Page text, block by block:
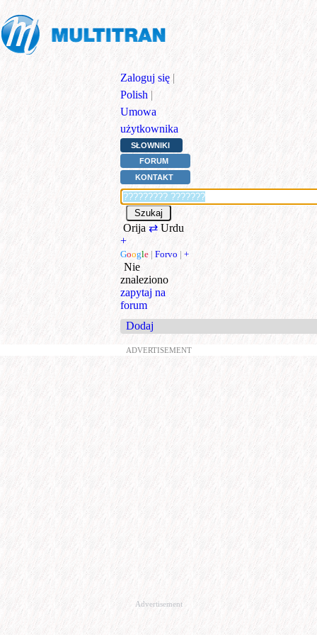
Zaloguj się |
Polish |
Umowa
użytkownika
SŁOWNIKI
FORUM
KONTAKT
Orija ⇄ Urdu
+
Google | Forvo | +
Nie
znaleziono
zapytaj na
forum
Dodaj
ADVERTISEMENT
Advertisement